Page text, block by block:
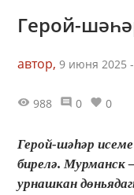
Герой-
автор, 9 июня 2025
988 0 0
Герой-шәһәр
бирелә. Мурманск
урнашкан